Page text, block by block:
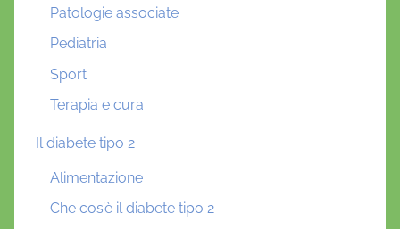
Patologie associate
Pediatria
Sport
Terapia e cura
Il diabete tipo 2
Alimentazione
Che cos’è il diabete tipo 2